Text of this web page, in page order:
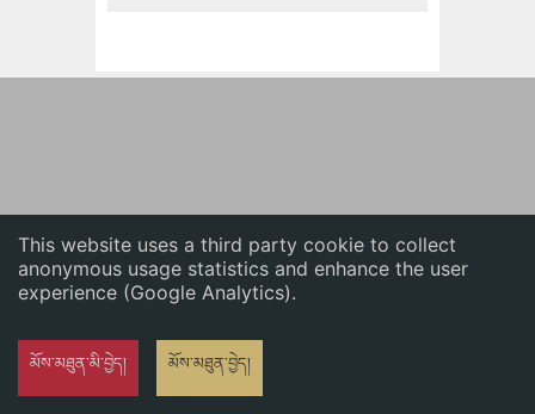
This website uses a third party cookie to collect
anonymous usage statistics and enhance the user
experience (Google Analytics).
མོས་མཐུན་མི་བྱེད། མོས་མཐུན་བྱེད།